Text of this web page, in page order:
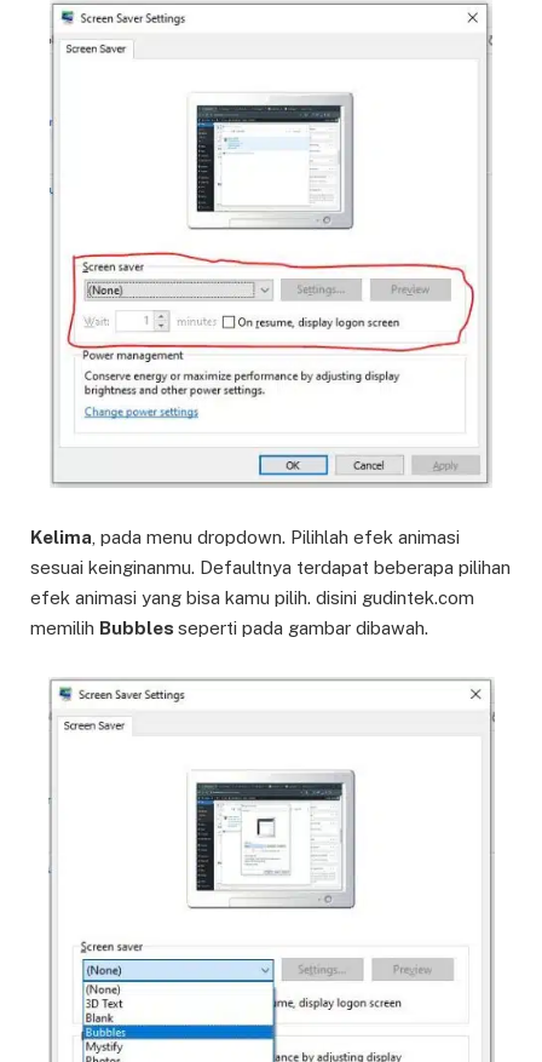
Kelima, pada menu dropdown. Pilihlah efek animasi
sesuai keinginanmu. Defaultnya terdapat beberapa pilihan
efek animasi yang bisa kamu pilih. disini gudintek.com
memilih Bubbles seperti pada gambar dibawah.